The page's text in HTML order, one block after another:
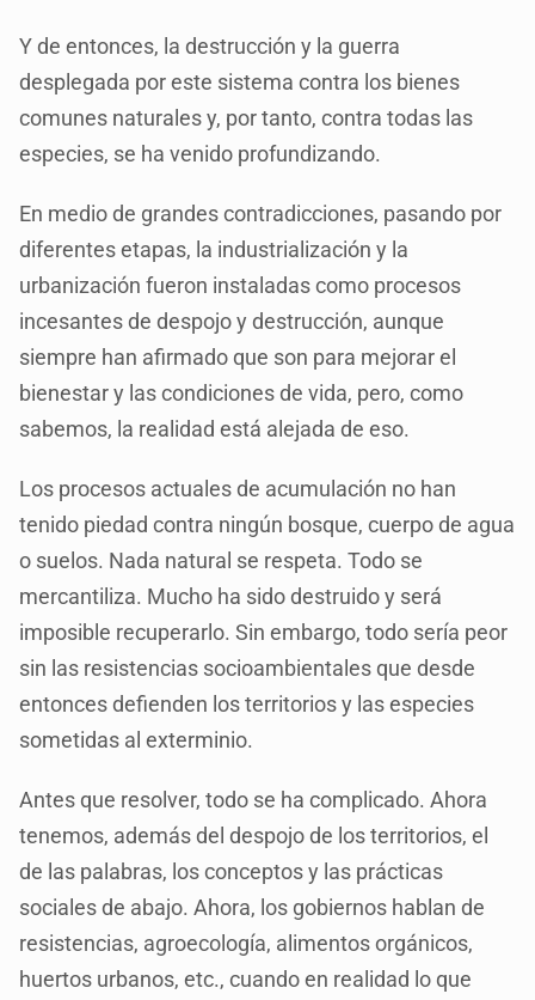
Y de entonces, la destrucción y la guerra
desplegada por este sistema contra los bienes
comunes naturales y, por tanto, contra todas las
especies, se ha venido profundizando.
En medio de grandes contradicciones, pasando por
diferentes etapas, la industrialización y la
urbanización fueron instaladas como procesos
incesantes de despojo y destrucción, aunque
siempre han afirmado que son para mejorar el
bienestar y las condiciones de vida, pero, como
sabemos, la realidad está alejada de eso.
Los procesos actuales de acumulación no han
tenido piedad contra ningún bosque, cuerpo de agua
o suelos. Nada natural se respeta. Todo se
mercantiliza. Mucho ha sido destruido y será
imposible recuperarlo. Sin embargo, todo sería peor
sin las resistencias socioambientales que desde
entonces defienden los territorios y las especies
sometidas al exterminio.
Antes que resolver, todo se ha complicado. Ahora
tenemos, además del despojo de los territorios, el
de las palabras, los conceptos y las prácticas
sociales de abajo. Ahora, los gobiernos hablan de
resistencias, agroecología, alimentos orgánicos,
huertos urbanos, etc., cuando en realidad lo que